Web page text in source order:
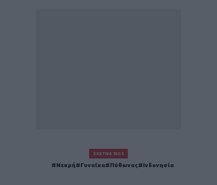
ΣΧΕΤΙΚΆ TAGS
Νεκρή Γυναίκα Πύθωνας Ινδονησία